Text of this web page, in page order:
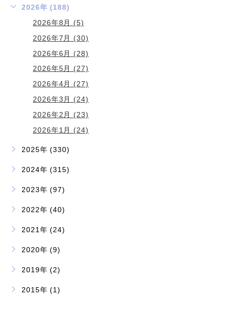
2026年 (188)
2026年8月 (5)
2026年7月 (30)
2026年6月 (28)
2026年5月 (27)
2026年4月 (27)
2026年3月 (24)
2026年2月 (23)
2026年1月 (24)
2025年 (330)
2024年 (315)
2023年 (97)
2022年 (40)
2021年 (24)
2020年 (9)
2019年 (2)
2015年 (1)